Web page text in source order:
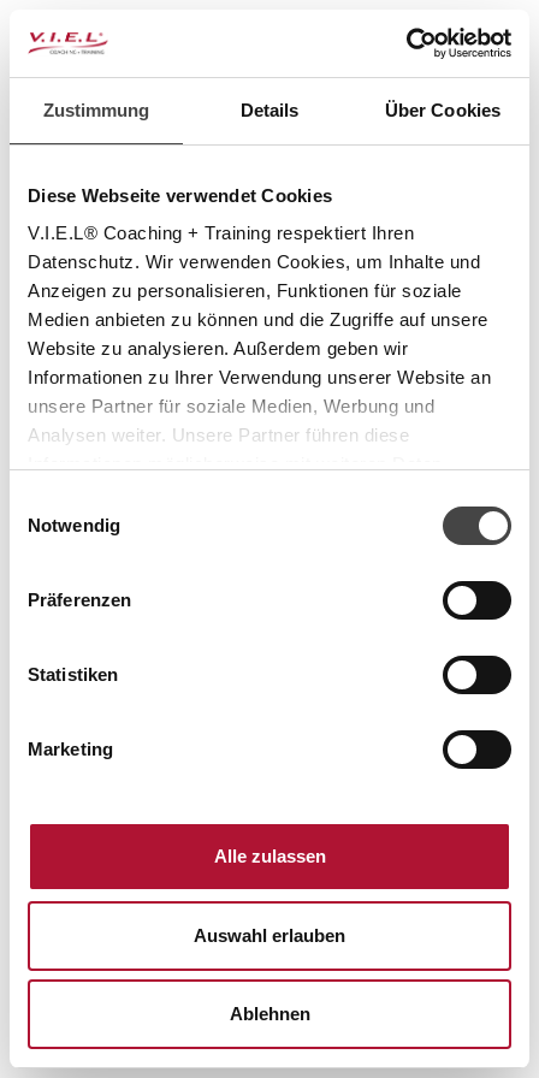
Zustimmung Details Über Cookies
Diese Webseite verwendet Cookies
V.I.E.L® Coaching + Training respektiert Ihren
Datenschutz. Wir verwenden Cookies, um Inhalte und
Anzeigen zu personalisieren, Funktionen für soziale
Medien anbieten zu können und die Zugriffe auf unsere
Website zu analysieren. Außerdem geben wir
Informationen zu Ihrer Verwendung unserer Website an
unsere Partner für soziale Medien, Werbung und
Analysen weiter. Unsere Partner führen diese
sie im Rahmen Ihrer Nutzung der Dienste gesammelt
Notwendig
Präferenzen
Statistiken
Marketing
Alle zulassen
Auswahl erlauben
Ablehnen
Reset Password
Email